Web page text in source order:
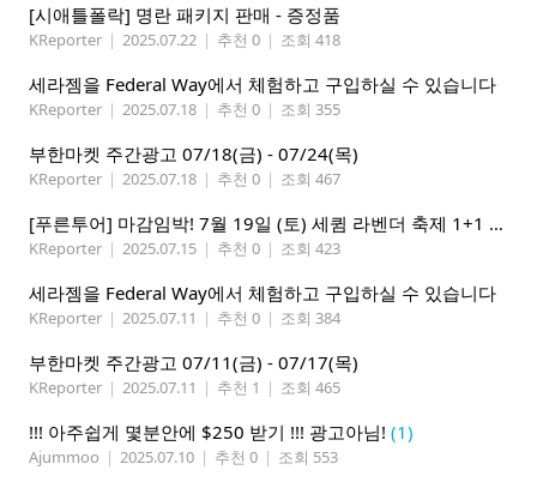
[시애틀폴락] 명란 패키지 판매 - 증정품
KReporter | 2025.07.22 | 추천 0 | 조회 418
세라젬을 Federal Way에서 체험하고 구입하실 수 있습니다
KReporter | 2025.07.18 | 추천 0 | 조회 355
부한마켓 주간광고 07/18(금) - 07/24(목)
KReporter | 2025.07.18 | 추천 0 | 조회 467
[푸른투어] 마감임박! 7월 19일 (토) 세큄 라벤더 축제 1+1 이벤트
KReporter | 2025.07.15 | 추천 0 | 조회 423
세라젬을 Federal Way에서 체험하고 구입하실 수 있습니다
KReporter | 2025.07.11 | 추천 0 | 조회 384
부한마켓 주간광고 07/11(금) - 07/17(목)
KReporter | 2025.07.11 | 추천 1 | 조회 465
!!! 아주쉽게 몇분안에 $250 받기 !!! 광고아님! (1)
Ajummoo | 2025.07.10 | 추천 0 | 조회 553